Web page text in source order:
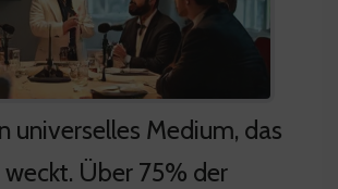
universelles Medium, das
Über 75% der